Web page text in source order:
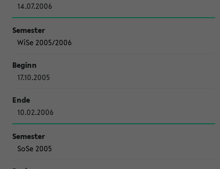
14.07.2006
WiSe 2005/2006
17.10.2005
10.02.2006
SoSe 2005